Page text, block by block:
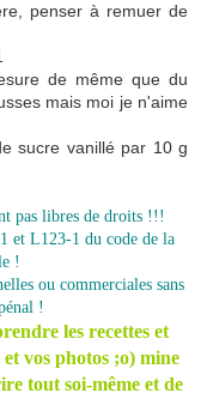
penser à remuer de
de même que du
mais moi je n'aime
sucre vanillé par 10 g
pas libres de droits !!!
et L123-1 du code de la
!
ou commerciales sans
!
les recettes et
vos photos ;o) mine
tout soi-même et de